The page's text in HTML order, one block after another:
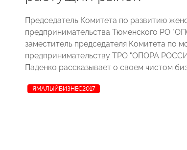
Председатель Комитета по развитию
предпринимательства Тюменского РО
заместитель председателя Комитета по
предпринимательству ТРО "ОПОРА
Паденко рассказывает о своем чистом
ЯМАЛЫЙБИЗНЕС2017